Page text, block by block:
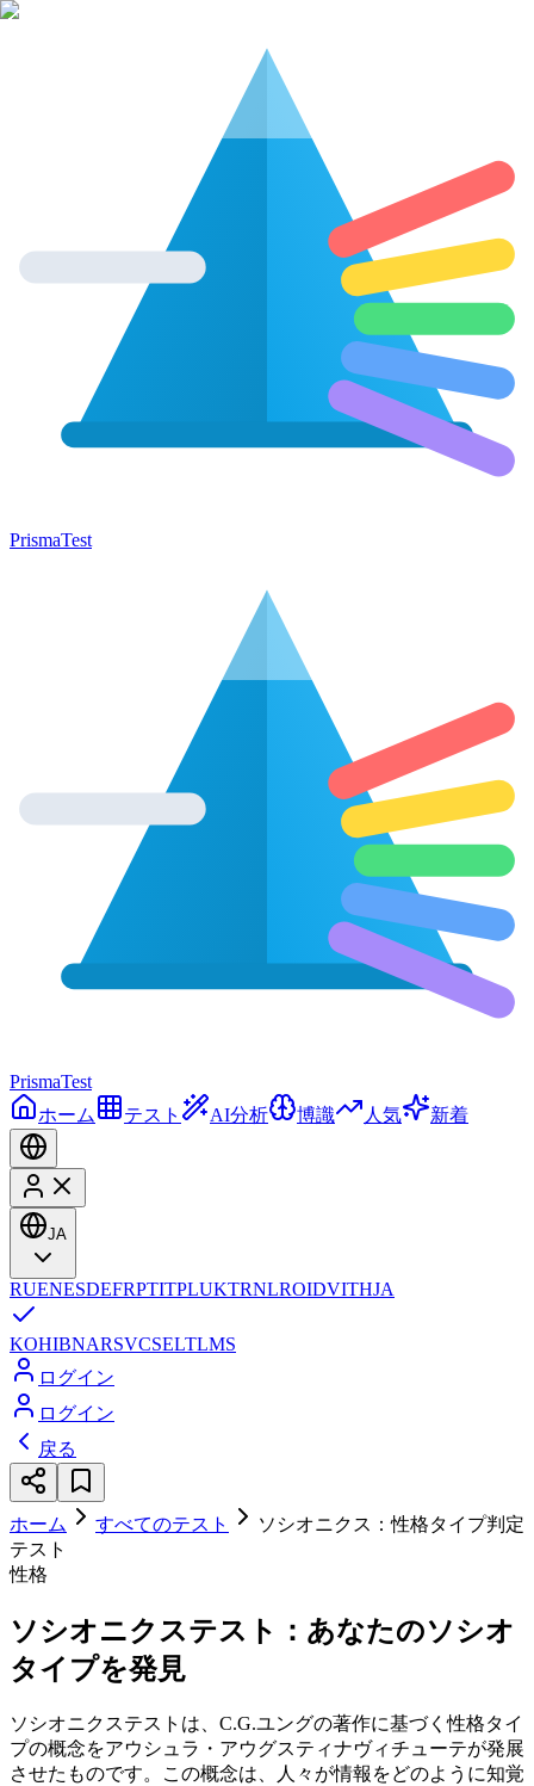
PrismaTest
PrismaTest
ホーム
テスト AI分析 博識 人気 新着
JA
RUENESDEFRPTITPLUKTRNLROIDVITHJA
KOHIBNARSVCSELTLMS
ログイン
ログイン
戻る
ホーム すべてのテスト
ソシオニクス：性格タイプ判定
テスト
性格
ソシオニクステスト：あなたのソシオ
タイプを発見
ソシオニクステストは、C.G.ユングの著作に基づく性格タイ
プの概念をアウシュラ・アウグスティナヴィチューテが発展
させたものです。この概念は、人々が情報をどのように知覚